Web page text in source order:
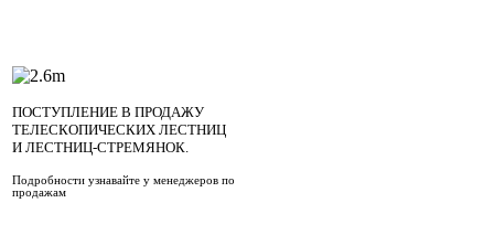
ПОСТУПЛЕНИЕ В ПРОДАЖУ
ТЕЛЕСКОПИЧЕСКИХ ЛЕСТНИЦ
И ЛЕСТНИЦ-СТРЕМЯНОК.
Подробности узнавайте у менеджеров по
продажам